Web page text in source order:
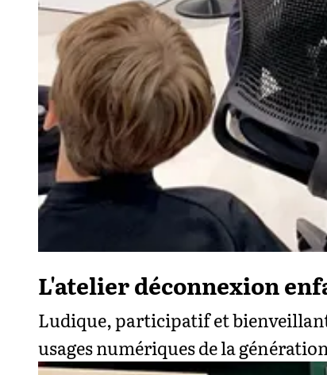
L'atelier déconnexion
Ludique, participatif et
usages numériques de la